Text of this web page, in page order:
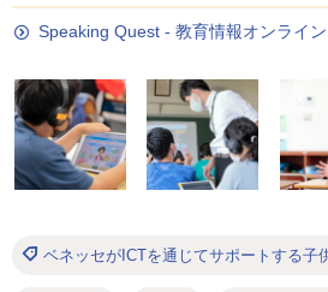
Speaking Quest - 教育情報オンライン
ベネッセがICTを通じてサポートする子